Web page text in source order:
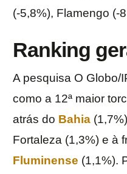
(-5,8%), Flamengo (-
Ranking
A pesquisa O Globo/
como a 12ª maior
atrás do Bahia
Fortaleza (1,3%) e à
Fluminense (1,1%).